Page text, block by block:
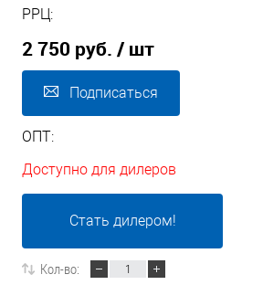
РРЦ:
2 750 руб. / шт
Подписаться
ОПТ:
Доступно для дилеров
Стать дилером!
Кол-во: